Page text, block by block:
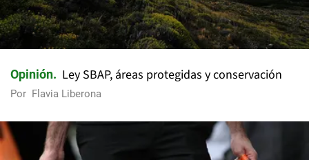
Opinión Ley SBAP, áreas protegidas y conservación
Por Flavia Liberona